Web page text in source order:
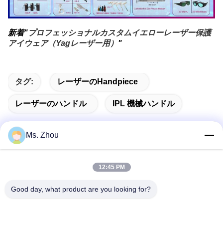
新着"プロフェッショナルカスタムイエローレーザー保護
アイウェア（Yagレーザー用） "
タグ: レーザーのhandpiece
レーザーのハンドル IPL 機械ハンドル
住所
Ms. Zhou
12:45 PM
Good day, what product are you looking for?